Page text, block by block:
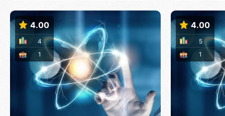
4.00
1
4
4.00
1
5